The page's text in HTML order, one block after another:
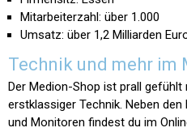
Mitarbeiterzahl: über 1.000
Umsatz: über 1,2 Milliarden
Technik und mehr im
Der Medion-Shop ist prall
erstklassiger Technik. Neben
und Monitoren findest du im